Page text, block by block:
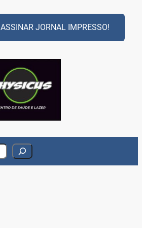
ASSINAR JORNAL IMPRESSO!